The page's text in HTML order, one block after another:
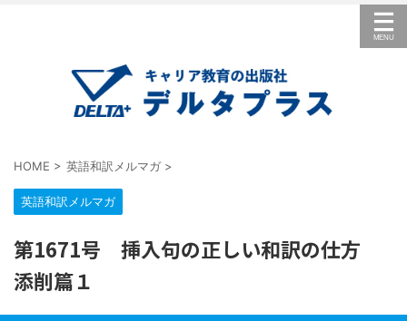
HOME > 英語和訳メルマガ >
英語和訳メルマガ
第1671号 挿入句の正しい和訳の仕方
添削篇１